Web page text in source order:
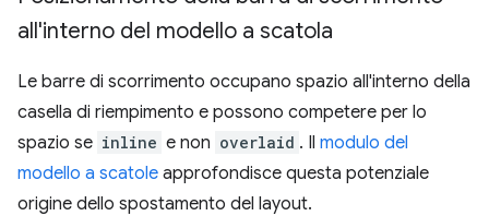
all'interno del modello a scatola
Le barre di scorrimento occupano spazio all'interno della
casella di riempimento e possono competere per lo
spazio se inline e non overlaid . Il modulo del
modello a scatole approfondisce questa potenziale
origine dello spostamento del layout.